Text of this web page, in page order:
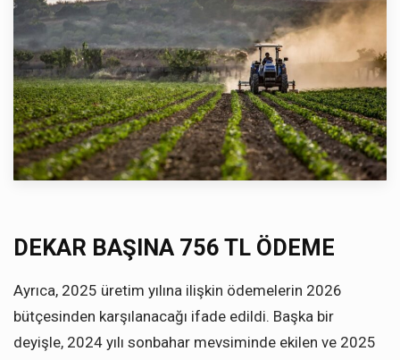
DEKAR BAŞINA 756 TL ÖDEME
Ayrıca, 2025 üretim yılına ilişkin ödemelerin 2026
bütçesinden karşılanacağı ifade edildi. Başka bir
deyişle, 2024 yılı sonbahar mevsiminde ekilen ve 2025